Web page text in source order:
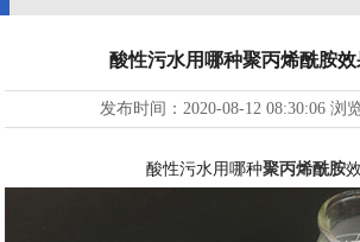
酸性污水用哪种聚丙烯酰胺效
发布时间：2020-08-12 08:30:06浏
酸性污水用哪种聚丙烯酰胺